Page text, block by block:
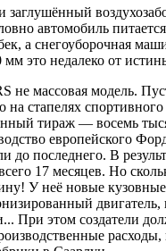
автомобиль
а снегоуборочная
мм это недалеко от
не массовая модель.
стапелях спортивного
тираж — восемь
европейского
до последнего. В
17 месяцев. Но
У неё новые
При этом создатели
расходы,